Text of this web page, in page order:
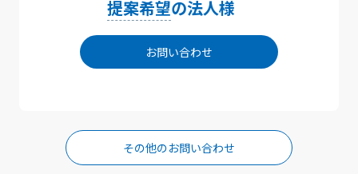
提案希望の法人様
お問い合わせ
その他のお問い合わせ